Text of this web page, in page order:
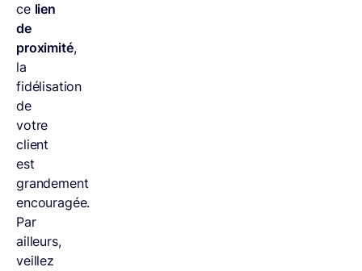
ce lien
de
proximité,
la
fidélisation
de
votre
client
est
grandement
encouragée.
Par
ailleurs,
veillez